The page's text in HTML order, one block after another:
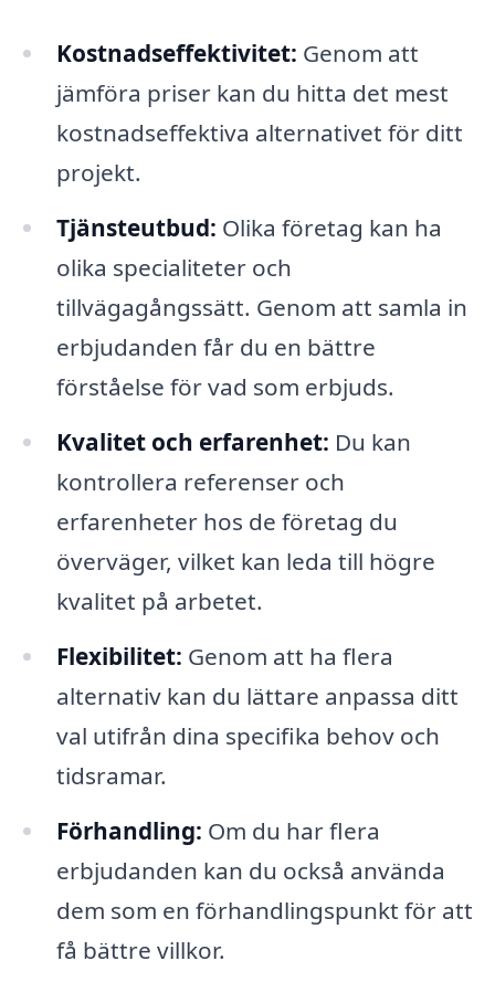
Kostnadseffektivitet: Genom att
jämföra priser kan du hitta det mest
kostnadseffektiva alternativet för ditt
projekt.
Tjänsteutbud: Olika företag kan ha
olika specialiteter och
tillvägagångssätt. Genom att samla in
erbjudanden får du en bättre
förståelse för vad som erbjuds.
Kvalitet och erfarenhet: Du kan
kontrollera referenser och
erfarenheter hos de företag du
överväger, vilket kan leda till högre
kvalitet på arbetet.
Flexibilitet: Genom att ha flera
alternativ kan du lättare anpassa ditt
val utifrån dina specifika behov och
tidsramar.
Förhandling: Om du har flera
erbjudanden kan du också använda
dem som en förhandlingspunkt för att
få bättre villkor.